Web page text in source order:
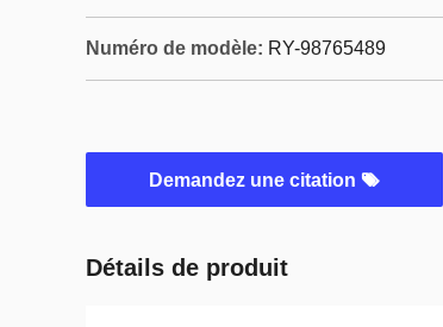
Numéro de modèle: RY-98765489
Demandez une citation
Détails de produit